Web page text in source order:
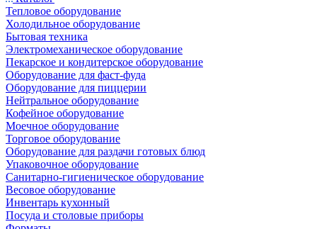
Тепловое оборудование
Холодильное оборудование
Бытовая техника
Электромеханическое оборудование
Пекарское и кондитерское оборудование
Оборудование для фаст-фуда
Оборудование для пиццерии
Нейтральное оборудование
Кофейное оборудование
Моечное оборудование
Торговое оборудование
Оборудование для раздачи готовых блюд
Упаковочное оборудование
Санитарно-гигиеническое оборудование
Весовое оборудование
Инвентарь кухонный
Посуда и столовые приборы